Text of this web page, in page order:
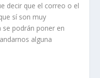
decir que el correo o el
sí son muy
podrán poner en
alguna